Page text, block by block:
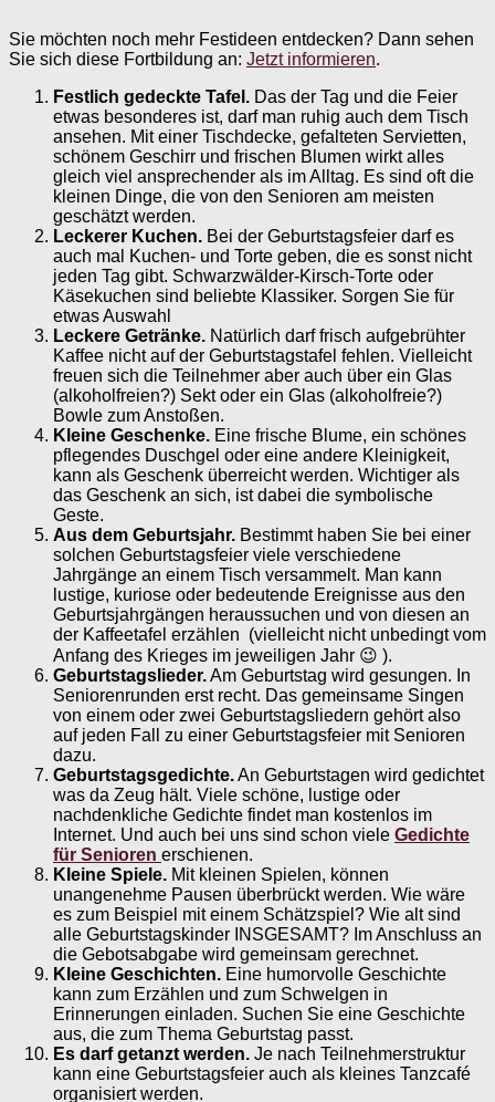
Sie möchten noch mehr Festideen entdecken? Dann sehen
Sie sich diese Fortbildung an: Jetzt informieren.
Festlich gedeckte Tafel. Das der Tag und die Feier
etwas besonderes ist, darf man ruhig auch dem Tisch
ansehen. Mit einer Tischdecke, gefalteten Servietten,
schönem Geschirr und frischen Blumen wirkt alles
gleich viel ansprechender als im Alltag. Es sind oft die
kleinen Dinge, die von den Senioren am meisten
geschätzt werden.
Leckerer Kuchen. Bei der Geburtstagsfeier darf es
auch mal Kuchen- und Torte geben, die es sonst nicht
jeden Tag gibt. Schwarzwälder-Kirsch-Torte oder
Käsekuchen sind beliebte Klassiker. Sorgen Sie für
etwas Auswahl
Leckere Getränke. Natürlich darf frisch aufgebrühter
Kaffee nicht auf der Geburtstagstafel fehlen. Vielleicht
freuen sich die Teilnehmer aber auch über ein Glas
(alkoholfreien?) Sekt oder ein Glas (alkoholfreie?)
Bowle zum Anstoßen.
Kleine Geschenke. Eine frische Blume, ein schönes
pflegendes Duschgel oder eine andere Kleinigkeit,
kann als Geschenk überreicht werden. Wichtiger als
das Geschenk an sich, ist dabei die symbolische
Geste.
Aus dem Geburtsjahr. Bestimmt haben Sie bei einer
solchen Geburtstagsfeier viele verschiedene
Jahrgänge an einem Tisch versammelt. Man kann
lustige, kuriose oder bedeutende Ereignisse aus den
Geburtsjahrgängen heraussuchen und von diesen an
der Kaffeetafel erzählen (vielleicht nicht unbedingt vom
Anfang des Krieges im jeweiligen Jahr 😉 ).
Geburtstagslieder.Am Geburtstag wird gesungen. In
Seniorenrunden erst recht. Das gemeinsame Singen
von einem oder zwei Geburtstagsliedern gehört also
auf jeden Fall zu einer Geburtstagsfeier mit Senioren
dazu.
Geburtstagsgedichte.An Geburtstagen wird gedichtet
was da Zeug hält. Viele schöne, lustige oder
nachdenkliche Gedichte findet man kostenlos im
Internet. Und auch bei uns sind schon viele Gedichte
für Senioren erschienen.
Kleine Spiele. Mit kleinen Spielen, können
unangenehme Pausen überbrückt werden. Wie wäre
es zum Beispiel mit einem Schätzspiel? Wie alt sind
alle Geburtstagskinder INSGESAMT? Im Anschluss an
die Gebotsabgabe wird gemeinsam gerechnet.
Kleine Geschichten. Eine humorvolle Geschichte
kann zum Erzählen und zum Schwelgen in
Erinnerungen einladen. Suchen Sie eine Geschichte
aus, die zum Thema Geburtstag passt.
Es darf getanzt werden. Je nach Teilnehmerstruktur
kann eine Geburtstagsfeier auch als kleines Tanzcafé
organisiert werden.